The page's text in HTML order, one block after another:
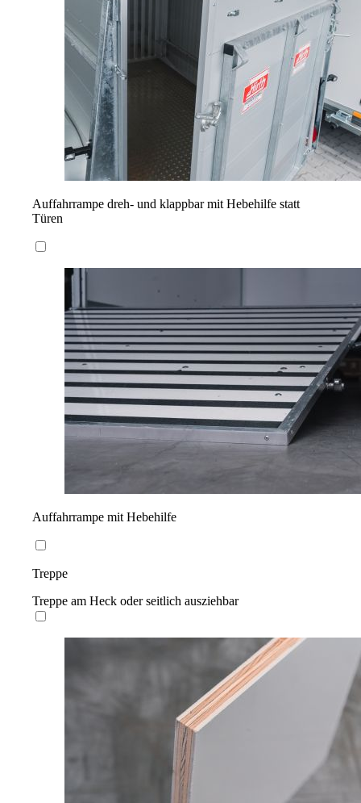
Auffahrrampe dreh- und klappbar mit Hebehilfe statt
Türen
Auffahrrampe mit Hebehilfe
Treppe
Treppe am Heck oder seitlich ausziehbar